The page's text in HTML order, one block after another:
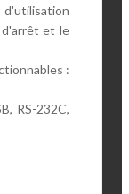
d'utilisation
d'arrêt et le
:
RS-232C,